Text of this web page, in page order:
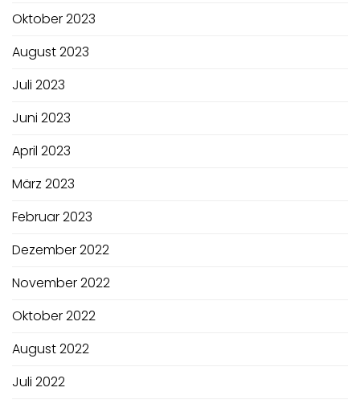
Oktober 2023
August 2023
Juli 2023
Juni 2023
April 2023
März 2023
Februar 2023
Dezember 2022
November 2022
Oktober 2022
August 2022
Juli 2022